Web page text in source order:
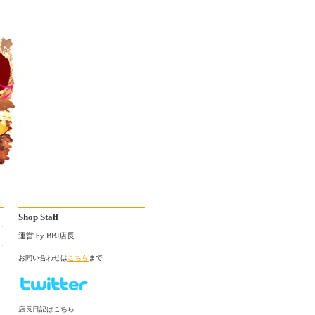
Shop Staff
運営 by BBJ店長
お問い合わせは こちら まで
店長日記はこちら